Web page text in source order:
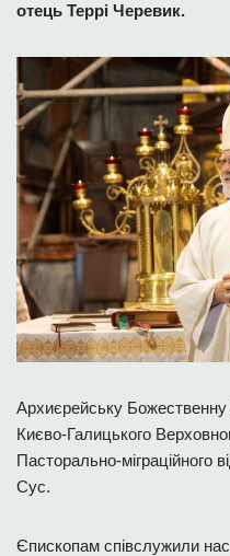
отець Террі Черевик.
Архиєрейську Божественну
Києво-Галицького
Пасторально-міграційного
Сус.
Єпископам співслужили